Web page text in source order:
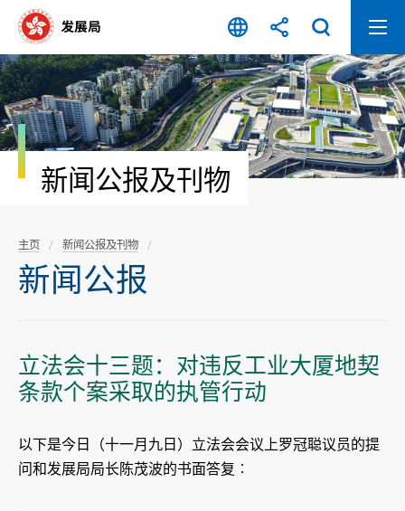
容
开
始
新闻公报及刊物
主页 新闻公报及刊物
新闻公报
立法会十三题：对违反工业大厦地契
条款个案采取的执管行动
以下是今日（十一月九日）立法会会议上罗冠聪议员的提
问和发展局局长陈茂波的书面答复︰